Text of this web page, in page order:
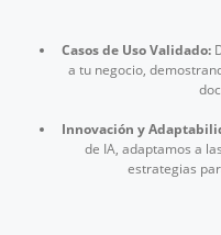
Casos de Uso Validado:
a tu negocio,
Innovación y
de IA, adaptamos a
estrategias